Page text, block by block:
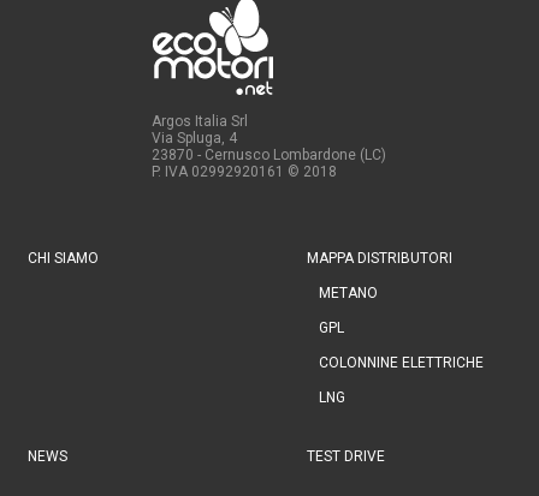
Argos Italia Srl
Via Spluga, 4
23870 - Cernusco Lombardone (LC)
P. IVA 02992920161 © 2018
CHI SIAMO MAPPA DISTRIBUTORI
METANO
GPL
COLONNINE ELETTRICHE
LNG
NEWS TEST DRIVE